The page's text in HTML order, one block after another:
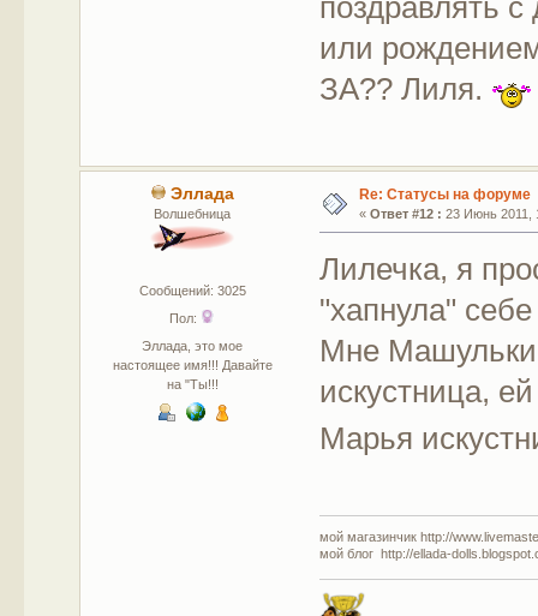
или
ЗА?? Лиля.
Эллада
Волшебница
Сообщений: 3025
Пол:
Эллада, это мое
настоящее имя!!! Давайте
на "Ты!!!
Re: Статусы на форуме
« Ответ #12 : 23 Июнь 2011,
Лилечка, я
"хапнула"
Мне
искустница,
Марья
мой магазинчик http://
мой блог http://ellada-